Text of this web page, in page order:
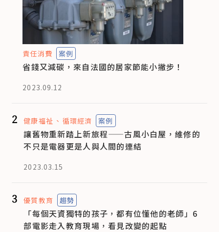
責任消費 案例
省錢又減碳，來自法國的居家節能小撇步！
2023.09.12
2 健康福祉 循環經濟 案例
讓舊物重新踏上新旅程——古風小白屋，維修的
不只是電器更是人與人間的連結
2023.03.15
3 優質教育 趨勢
「每個天資獨特的孩子，都有位懂他的老師」6
部電影走入教育現場，看見改變的起點